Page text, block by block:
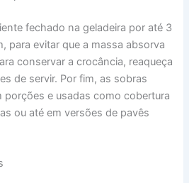
fechado na geladeira por até 3
para evitar que a massa absorva
conservar a crocância, reaqueça
de servir. Por fim, as sobras
porções e usadas como cobertura
ou até em versões de pavês